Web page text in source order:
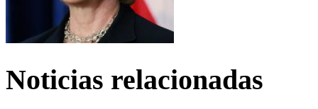
Noticias relacionadas